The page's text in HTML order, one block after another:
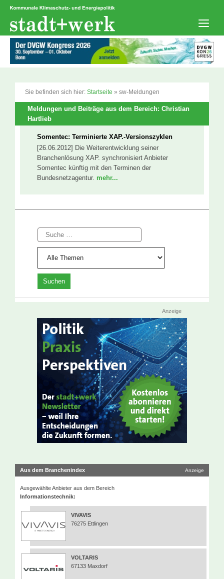
Zum
springen
Sie befinden sich hier: Startseite » sw-Meldungen
Meldungen und Beiträge aus dem Bereich: Christian
Hartlieb
Somentec: Terminierte XAP.-Versionszyklen
[26.06.2012] Die Weiterentwicklung seiner
Branchenlösung XAP. synchronisiert Anbieter
Somentec künftig mit den Terminen der
Bundesnetzagentur. mehr...
Suche
Anzeige
Aus dem Branchenindex Anzeige
Ausgewählte Anbieter aus dem Bereich
Informationstechnik:
VIVAVIS
76275 Ettlingen
VOLTARIS
67133 Maxdorf